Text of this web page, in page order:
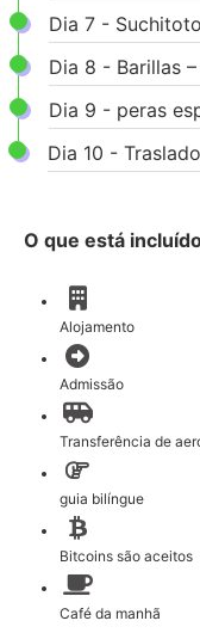
Dia 7 -
Dia 8 - Barillas
Dia 9 - peras
Dia 10 -
O que está
Alojamento
Admissão
Transferência de
guia bilíngue
Bitcoins são aceitos
Café da manhã